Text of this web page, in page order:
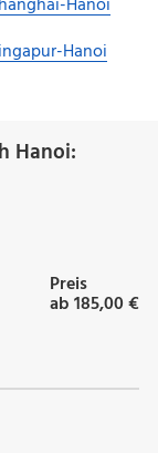
Hanoi
Hanoi:
Preis
ab 185,00 €